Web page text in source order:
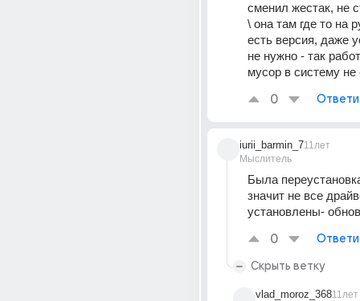
сменил жестак, не
\ она там где то на
есть версия, даже
не нужно - так
мусор в систему не
0
iurii_barmin_7
Мыслитель
11лет
Была
значит не все
установлены-
0
Скрыть ветку
vlad_moroz_36811лет